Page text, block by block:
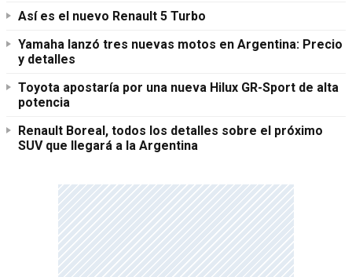
Así es el nuevo Renault 5 Turbo
Yamaha lanzó tres nuevas motos en Argentina: Precio
y detalles
Toyota apostaría por una nueva Hilux GR-Sport de alta
potencia
Renault Boreal, todos los detalles sobre el próximo
SUV que llegará a la Argentina